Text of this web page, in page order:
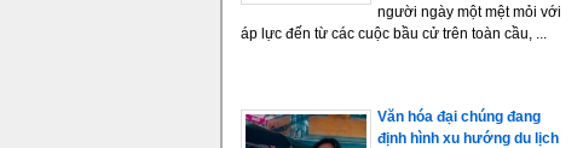
người ngày một mệt mỏi với
áp lực đến từ các cuộc bầu cử trên toàn cầu, ...
Văn hóa đại chúng đang
định hình xu hướng du lịch